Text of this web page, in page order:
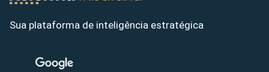
Sua plataforma de inteligência estratégica